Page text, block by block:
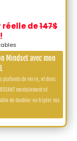
réelle de147$
Mindset avec mon
plafonds de verre, et donc
mentalement et
de doubler ou tripler vos